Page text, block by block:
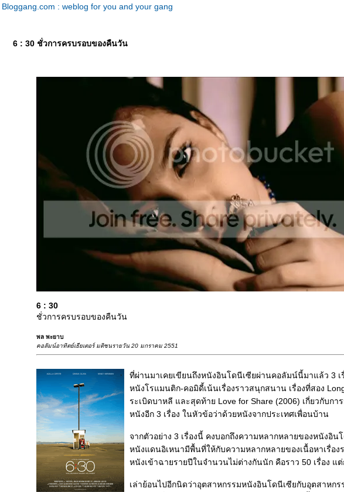
Bloggang.com : weblog for you and your gang
6 : 30 ชั่วการครบรอบของคืนวัน
6 : 30
ชั่วการครบรอบของคืนวัน
พล พะยาบ
คอลัมน์อาทิตย์เธียเตอร์ มติชนรายวัน 20 มกราคม 2551
ที่ผ่านมาเคยเขียนถึงหนังอินโดนีเซียผ่านคอลัมน์นี้มาแล้ว 3 เ
หนังโรแมนติก-คอมิดี้เน้นเรื่องราวสนุกสนาน เรื่องที่สอง
ระเบิดบาหลี และสุดท้าย Love for Share (2006) เกี่ยวกับก
หนังอีก 3 เรื่อง ในหัวข้อว่าด้วยหนังจากประเทศเพื่อนบ้าน
จากตัวอย่าง 3 เรื่องนี้ คงบอกถึงความหลากหลายของหนังอิ
หนังแดนอิเหนามีพื้นที่ให้กับความหลากหลายของเนื้อหาเรื่อ
หนังเข้าฉายรายปีในจำนวนไม่ต่างกันนัก คือราว 50 เรื่อง แ
เล่าย้อนไปอีกนิดว่าอุตสาหกรรมหนังอินโดนีเซียกับอุตสาหก